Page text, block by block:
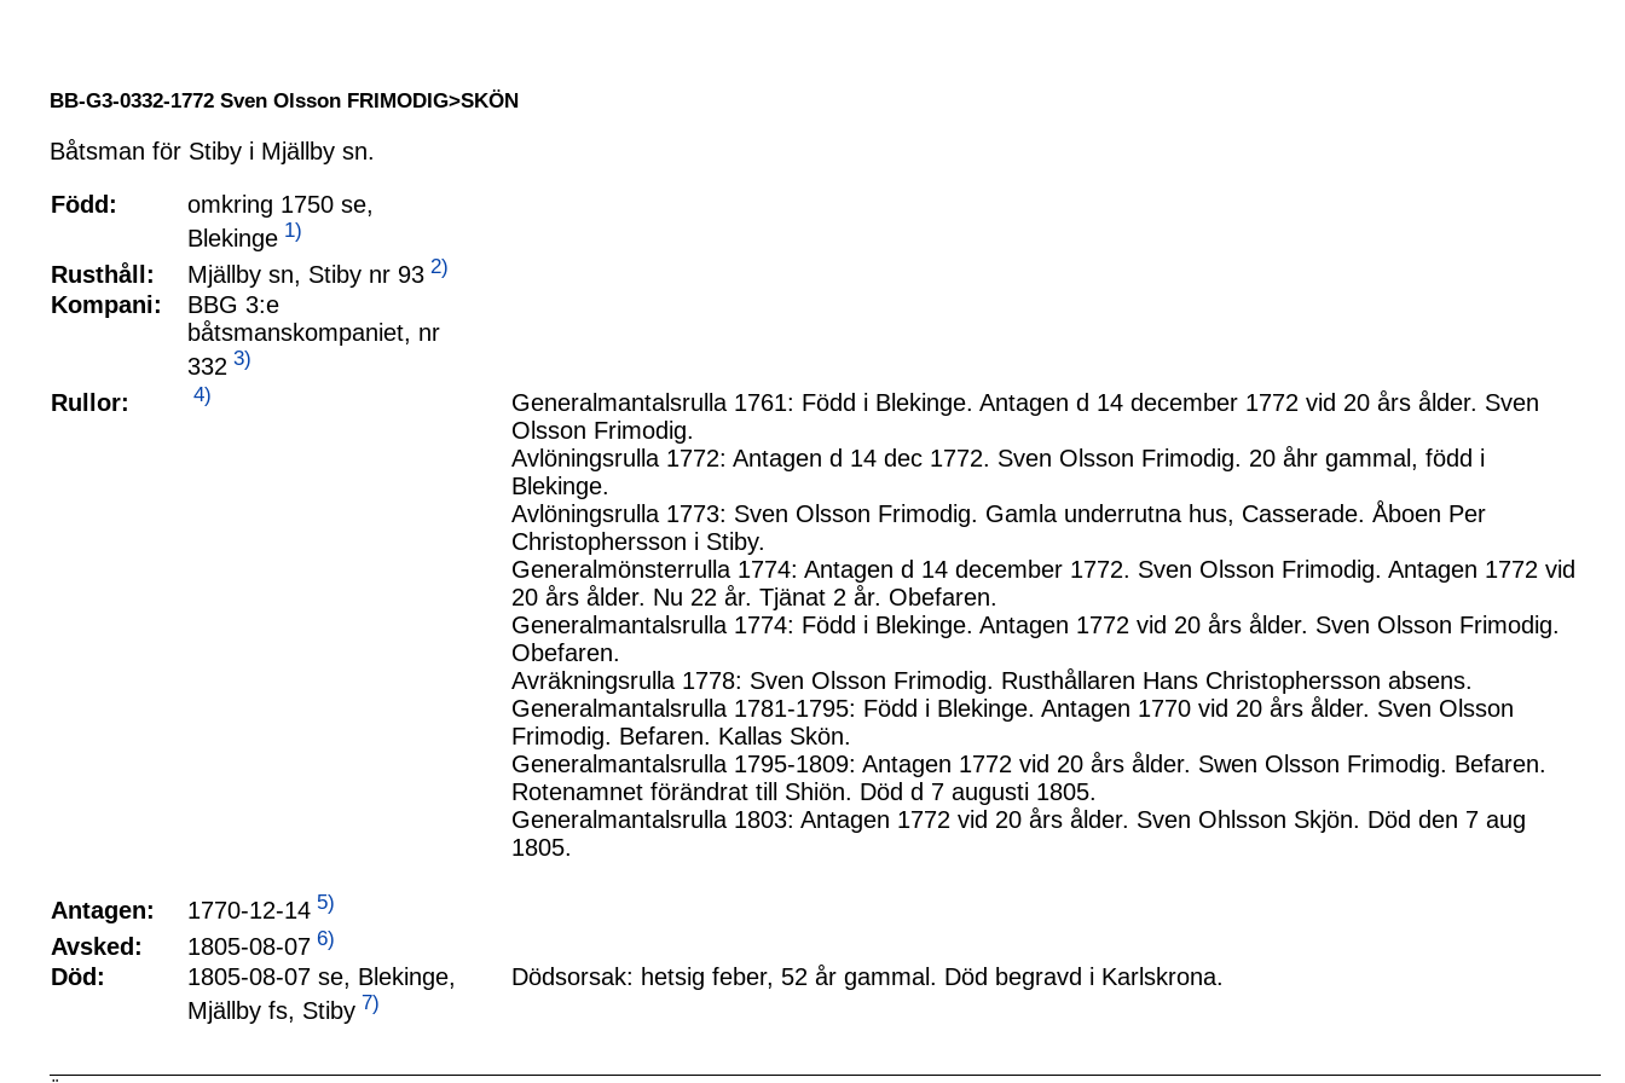
BB-G3-0332-1772 Sven Olsson FRIMODIG>SKÖN
Båtsman för Stiby i Mjällby sn.
Född:
omkring 1750 se,
Blekinge 1)
Rusthåll: Mjällby sn, Stiby nr 93 2)
Kompani:
BBG 3:e
båtsmanskompaniet, nr
332 3)
Rullor: 4)
Generalmantalsrulla 1761: Född i Blekinge. Antagen d 14 december 1772 vid 20 års ålder. Sven
Olsson Frimodig.
Avlöningsrulla 1772: Antagen d 14 dec 1772. Sven Olsson Frimodig. 20 åhr gammal, född i
Blekinge.
Avlöningsrulla 1773: Sven Olsson Frimodig. Gamla underrutna hus, Casserade. Åboen Per
Christophersson i Stiby.
Generalmönsterrulla 1774: Antagen d 14 december 1772. Sven Olsson Frimodig. Antagen 1772 vid
20 års ålder. Nu 22 år. Tjänat 2 år. Obefaren.
Generalmantalsrulla 1774: Född i Blekinge. Antagen 1772 vid 20 års ålder. Sven Olsson Frimodig.
Obefaren.
Avräkningsrulla 1778: Sven Olsson Frimodig. Rusthållaren Hans Christophersson absens.
Generalmantalsrulla 1781-1795: Född i Blekinge. Antagen 1770 vid 20 års ålder. Sven Olsson
Frimodig. Befaren. Kallas Skön.
Generalmantalsrulla 1795-1809: Antagen 1772 vid 20 års ålder. Swen Olsson Frimodig. Befaren.
Rotenamnet förändrat till Shiön. Död d 7 augusti 1805.
Generalmantalsrulla 1803: Antagen 1772 vid 20 års ålder. Sven Ohlsson Skjön. Död den 7 aug
1805.
Antagen: 1770-12-14 5)
Avsked: 1805-08-07 6)
Död:
1805-08-07 se, Blekinge,
Mjällby fs, Stiby 7)
Dödsorsak: hetsig feber, 52 år gammal. Död begravd i Karlskrona.